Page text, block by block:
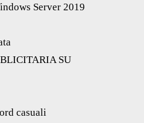
Server 2019
SU
casuali